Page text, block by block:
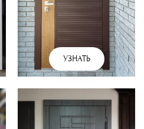
УЗНАТЬ